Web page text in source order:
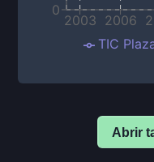
2003 2006
0
TIC
Abrir